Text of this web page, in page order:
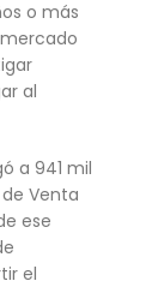
o más
al
a 941 mil
Venta
ese
el